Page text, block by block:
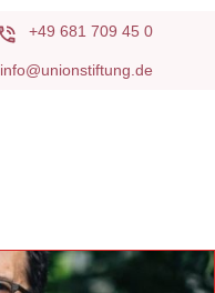
+49 681 709 45 0
info@unionstiftung.de